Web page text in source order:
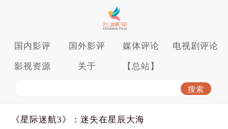
国内影评 国外影评 媒体评论 电视剧评论
影视资源 关于 【总站】
《星际迷航3》：迷失在星辰大海